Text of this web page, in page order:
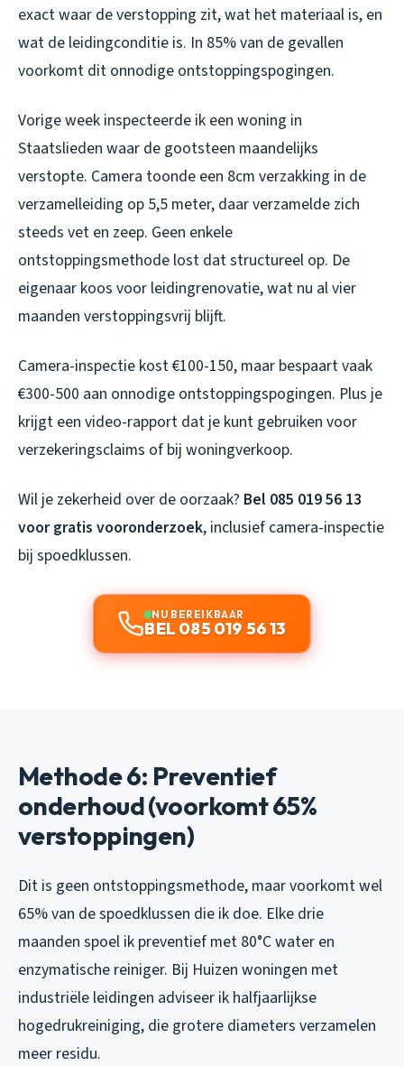
exact waar de verstopping zit, wat het materiaal is, en
wat de leidingconditie is. In 85% van de gevallen
voorkomt dit onnodige ontstoppingspogingen.
Vorige week inspecteerde ik een woning in
Staatslieden waar de gootsteen maandelijks
verstopte. Camera toonde een 8cm verzakking in de
verzamelleiding op 5,5 meter, daar verzamelde zich
steeds vet en zeep. Geen enkele
ontstoppingsmethode lost dat structureel op. De
eigenaar koos voor leidingrenovatie, wat nu al vier
maanden verstoppingsvrij blijft.
Camera-inspectie kost €100-150, maar bespaart vaak
€300-500 aan onnodige ontstoppingspogingen. Plus je
krijgt een video-rapport dat je kunt gebruiken voor
verzekeringsclaims of bij woningverkoop.
Wil je zekerheid over de oorzaak? Bel 085 019 56 13
voor gratis vooronderzoek, inclusief camera-inspectie
bij spoedklussen.
NU BEREIKBAAR
BEL 085 019 56 13
Methode 6: Preventief
onderhoud (voorkomt 65%
verstoppingen)
Dit is geen ontstoppingsmethode, maar voorkomt wel
65% van de spoedklussen die ik doe. Elke drie
maanden spoel ik preventief met 80°C water en
enzymatische reiniger. Bij Huizen woningen met
industriële leidingen adviseer ik halfjaarlijkse
hogedrukreiniging, die grotere diameters verzamelen
meer residu.